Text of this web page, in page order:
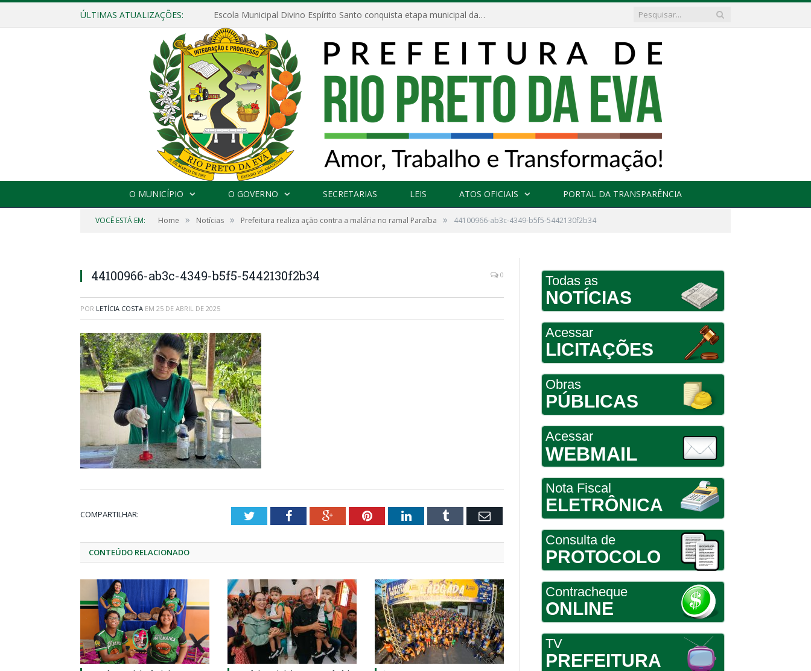
ÚLTIMAS ATUALIZAÇÕES: Escola Municipal Divino Espírito Santo conquista etapa municipal da V Feira Amazonense de Matemática
O MUNICÍPIO O GOVERNO SECRETARIAS LEIS ATOS OFICIAIS PORTAL DA TRANSPARÊNCIA
VOCÊ ESTÁ EM: Home » Notícias » Prefeitura realiza ação contra a malária no ramal Paraíba » 44100966-ab3c-4349-b5f5-5442130f2b34
44100966-ab3c-4349-b5f5-5442130f2b34 0
POR LETÍCIA COSTA EM 25 DE ABRIL DE 2025
COMPARTILHAR: TwitterFacebookGoogle+PinterestLinkedInTumblr Email
CONTEÚDO RELACIONADO
Todas as
NOTÍCIAS
Acessar
LICITAÇÕES
Obras
PÚBLICAS
Acessar
WEBMAIL
Nota Fiscal
ELETRÔNICA
Consulta de
PROTOCOLO
Contracheque
ONLINE
TV
PREFEITURA